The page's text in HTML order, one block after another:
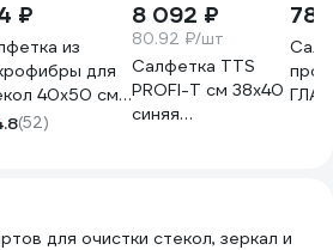
₽
из
для
40х50 см
Magic Glass
(52)
8 092 ₽
80.92 ₽/шт
Салфетка TTS
PROFI-T см 38х40
синяя
78
для очистки стекол, зеркал и